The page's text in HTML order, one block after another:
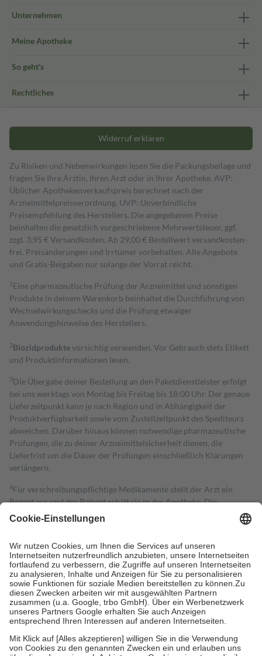
Unternehmen
Meine Apotheke
So geht's
Rechtliches
Widerruf erklären
Zu Risiken und Nebenwirkungen lesen Sie die Packungsbeilage und
fragen Sie Ihre Ärztin, Ihren Arzt oder in Ihrer Apotheke. AVP:
Üblicher Apothekenverkaufspreis berechnet nach der
Arzneimittelpreisverordnung. UVP: Unverbindliche
Preisempfehlung des Herstellers. Die angegebenen Preise
beinhalten die gesetzlich vorgeschriebene Mehrwertsteuer, ggf.
zzgl. 3,95 € Versandkosten. Ab 29,00 € Bestell­wert versand­kosten­
frei. Preisänderungen und Irrtümer vorbehalten. Alle Angebote
und Gratis-Beigaben nur solange der Vorrat reicht.
1 Eine pharmazeutische Prüfung der Arzneimittel und sonstigen
Produkte in deinem Warenkorb beinhaltet die Durchführung von
Wechselwirkungschecks und die Prüfung etwaiger
Anwendungshinweise des Herstellers.
2Biozidproduktevorsichtig verwenden. Vor Gebrauch stets Etikett
und Produktinformationen lesen.
3Die Übergabe deiner Bestellung an den Paketdienstleister erfolgt
bei uns werktags von Montag bis Freitag bis 18:00 Uhr. Der genaue
Lieferzeitpunkt kann je nach Region und in Abhängigkeit der
Produktverfügbarkeit sowie vom Zustellzeitpunkt des Spediteurs
abweichen. Darüber hinaus können notwendige pharmazeutische
Prüfungen, die zu deiner Arzneimittelsicherheit dienen, die
Lieferfrist um die Dauer der Prüfungen einschließlich Klärungen
verlängern.
4Für verschreibungspflichtige Medikamente stellt der Arzt ein
Rezept aus und der Patient erhält sie in der Apotheke. Die
gesetzliche Krankenversicherung übernimmt in der Regel die
Kosten dafür, der Versicherte trägt einen Teil davon als Zuzahlung
Grundsätzlich leisten Mitglieder Zuzahlungen in Höhe von zehn
Prozent des Abgabepreises,mindestens jedochfünf Euround
höchstens zehn Euro.Es sind jedoch nie mehr als die tatsächlichen
Kosten der Leistung zu entrichten.
Diese Regeln gelten grundsätzlich auch für Online-Apotheken.
Bei Heilmitteln und häuslicher Krankenpflege beträgt die
Zuzahlung zehn Prozent der Kosten sowie zehn Euro je
Verordnung.
Um das Engagement der Versicherten für ihre eigene Gesundheit zu